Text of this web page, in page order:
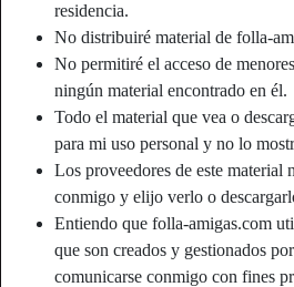
residencia.
No distribuiré material de folla-
No permitiré el acceso de
ningún material encontrado en él.
Todo el material que vea o
para mi uso personal y no lo
Los proveedores de este material
conmigo y elijo verlo o
Entiendo que folla-amigas.com
que son creados y gestionados
comunicarse conmigo con fines
Provincia:
Género:
Relación:
Color de ojos:
Marrón
Peso:
65 Kg
Afeitado:
if
Descripción
Aún no ha ingresado su descripción.